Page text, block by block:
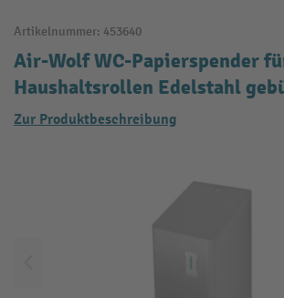
Artikelnummer: 453640
Air-Wolf WC-Papierspender
Haushaltsrollen Edelstahl
Zur Produktbeschreibung